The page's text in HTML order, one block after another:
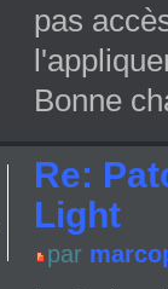
pas
Bonne
Re:
Light
par